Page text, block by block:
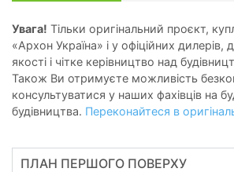
Увага! Тільки оригінальний проєкт,
«Архон Україна» і у офіційних дилерів,
якості і чітке керівництво над
Також Ви отримуєте можливість
консультуватися у наших фахівців на
будівництва. Переконайтеся в
ПЛАН ПЕРШОГО ПОВЕРХУ